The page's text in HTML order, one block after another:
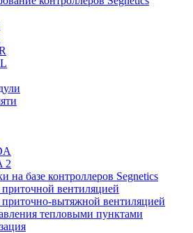
2
на базе контроллеров Segnetics
вентиляцией
вытяжной вентиляцией
тепловыми пунктами